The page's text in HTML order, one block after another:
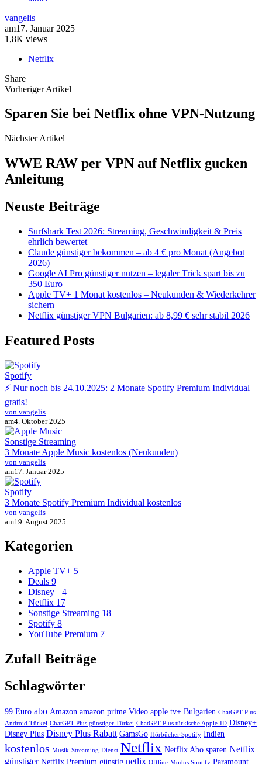
vangelis
am17. Januar 2025
1,8K views
Netflix
Share
Vorheriger Artikel
Sparen Sie bei Netflix ohne VPN-Nutzung
Nächster Artikel
WWE RAW per VPN auf Netflix gucken
Anleitung
Neuste Beiträge
Surfshark Test 2026: Streaming, Geschwindigkeit & Preis
ehrlich bewertet
Claude günstiger bekommen – ab 4 € pro Monat (Angebot
2026)
Google AI Pro günstiger nutzen – legaler Trick spart bis zu
350 Euro
Apple TV+ 1 Monat kostenlos – Neukunden & Wiederkehrer
sichern
Netflix günstiger VPN Bulgarien: ab 8,99 € sehr stabil 2026
Featured Posts
Spotify
⚡ Nur noch bis 24.10.2025: 2 Monate Spotify Premium Individual
gratis!
von vangelis
am4. Oktober 2025
Sonstige Streaming
3 Monate Apple Music kostenlos (Neukunden)
von vangelis
am17. Januar 2025
Spotify
3 Monate Spotify Premium Individual kostenlos
von vangelis
am19. August 2025
Kategorien
Apple TV+ 5
Deals 9
Disney+ 4
Netflix 17
Sonstige Streaming 18
Spotify 8
YouTube Premium 7
Zufall Beiträge
Schlagwörter
99 Euro abo Amazon amazon prime Video apple tv+ Bulgarien ChatGPT Plus
Android Türkei ChatGPT Plus günstiger Türkei ChatGPT Plus türkische Apple-ID Disney+
Disney Plus Disney Plus Rabatt GamsGo Hörbücher Spotify Indien
kostenlos Musik-Streaming-Dienst Netflix Netflix Abo sparen Netflix
günstiger Netflix Premium günstig netlix
Paramount